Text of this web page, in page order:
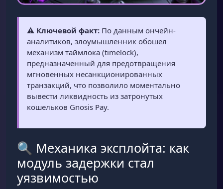
⚠️ Ключевой факт: По данным ончейн-
аналитиков, злоумышленник обошел
механизм таймлока (timelock),
предназначенный для предотвращения
мгновенных несанкционированных
транзакций, что позволило моментально
вывести ликвидность из затронутых
кошельков Gnosis Pay.
🔍 Механика эксплойта: как
модуль задержки стал
уязвимостью